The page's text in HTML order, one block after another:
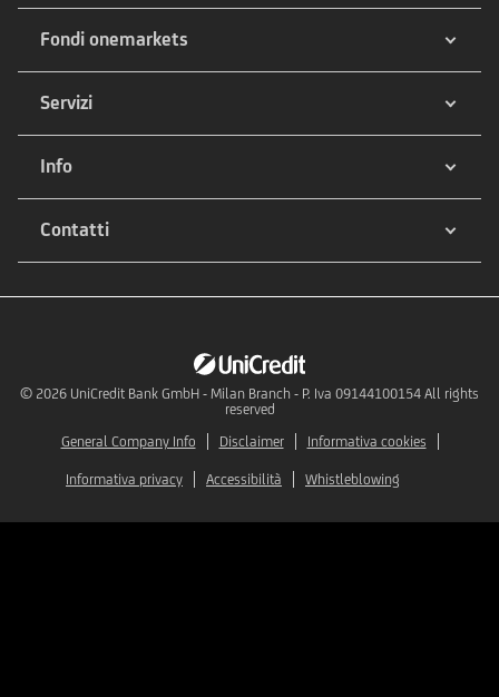
Fondi onemarkets
Servizi
Info
Contatti
© 2026 UniCredit Bank GmbH - Milan Branch - P. Iva 09144100154 All rights
reserved
General Company Info
Disclaimer Informativa cookies
Informativa privacy Accessibilità Whistleblowing